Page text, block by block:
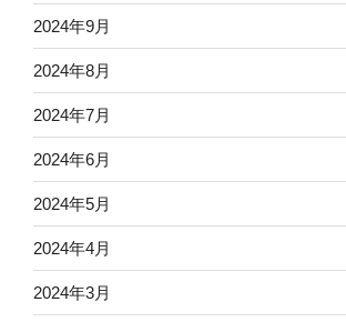
2024年9月
2024年8月
2024年7月
2024年6月
2024年5月
2024年4月
2024年3月